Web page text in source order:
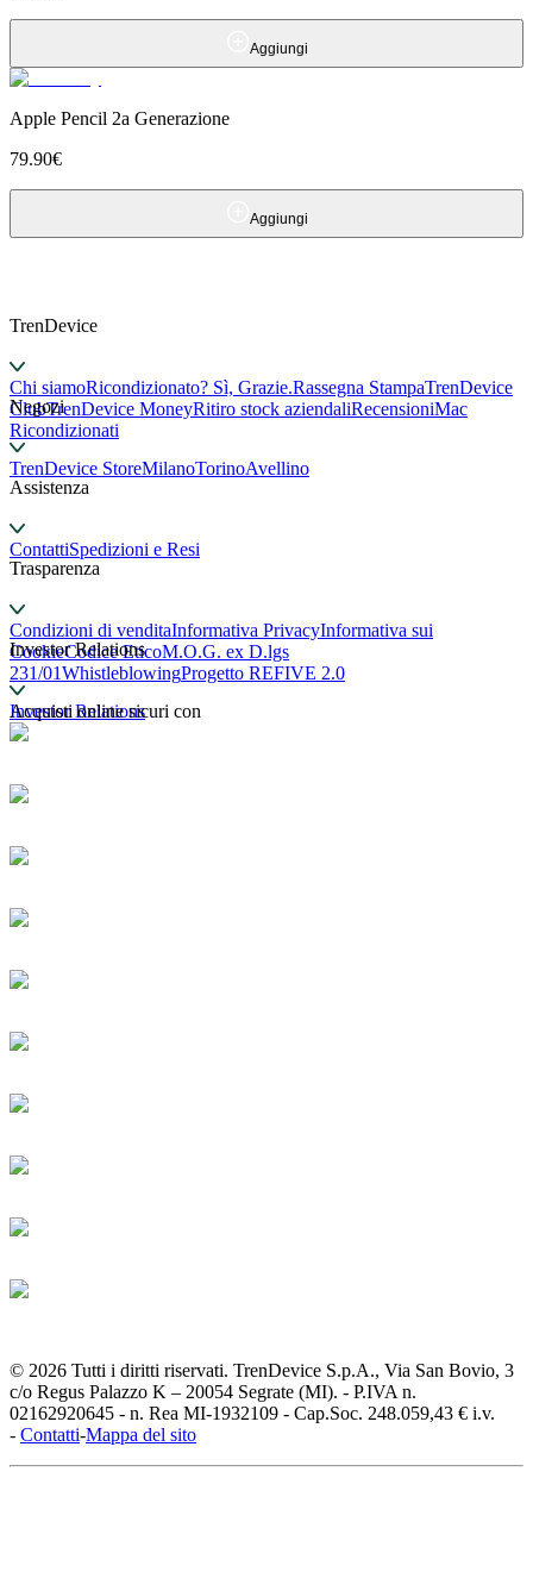
Aggiungi
Apple Pencil 2a Generazione
79.90€
Aggiungi
TrenDevice
Chi siamoRicondizionato? Sì, Grazie.Rassegna StampaTrenDevice
ClubTrenDevice MoneyRitiro stock aziendaliRecensioniMac
Ricondizionati
Negozi
TrenDevice StoreMilanoTorinoAvellino
Assistenza
ContattiSpedizioni e Resi
Trasparenza
Condizioni di venditaInformativa PrivacyInformativa sui
CookieCodice EticoM.O.G. ex D.lgs
231/01WhistleblowingProgetto REFIVE 2.0
Investor Relations
Investor Relations
Acquisti online sicuri con
© 2026 Tutti i diritti riservati. TrenDevice S.p.A., Via San Bovio, 3
c/o Regus Palazzo K – 20054 Segrate (MI). - P.IVA n.
02162920645 - n. Rea MI-1932109 - Cap.Soc. 248.059,43 € i.v.
- Contatti-Mappa del sito